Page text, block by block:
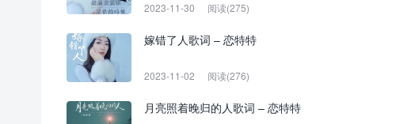
2023-11-30 阅读(275)
嫁错了人歌词 – 恋特特
2023-11-02 阅读(276)
月亮照着晚归的人歌词 – 恋特特